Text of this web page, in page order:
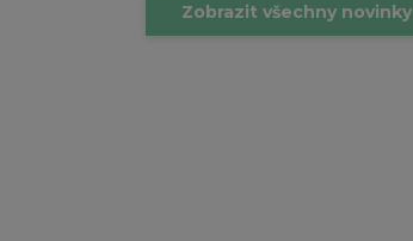
Zobrazit všechny novinky